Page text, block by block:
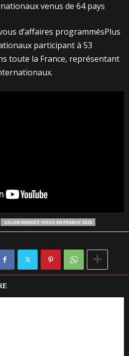
venus de 64 pays
d’affaires programmésPlus
participant à 53
toute la France, représentant
SALON RENDEZ-VOUS EN FRANCE 2025